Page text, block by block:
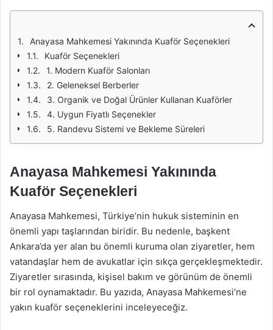
Anayasa Mahkemesi Yakınında Kuaför Seçenekleri
Kuaför Seçenekleri
1. Modern Kuaför Salonları
2. Geleneksel Berberler
3. Organik ve Doğal Ürünler Kullanan Kuaförler
4. Uygun Fiyatlı Seçenekler
5. Randevu Sistemi ve Bekleme Süreleri
Anayasa Mahkemesi Yakınında
Kuaför Seçenekleri
Anayasa Mahkemesi, Türkiye’nin hukuk sisteminin en
önemli yapı taşlarından biridir. Bu nedenle, başkent
Ankara’da yer alan bu önemli kuruma olan ziyaretler, hem
vatandaşlar hem de avukatlar için sıkça gerçekleşmektedir.
Ziyaretler sırasında, kişisel bakım ve görünüm de önemli
bir rol oynamaktadır. Bu yazıda, Anayasa Mahkemesi’ne
yakın kuaför seçeneklerini inceleyeceğiz.